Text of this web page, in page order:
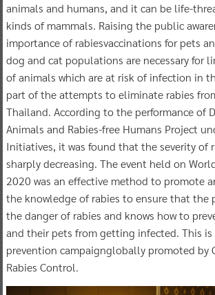
animals and humans, and it can be life-
kinds of mammals. Raising the public
importance of rabiesvaccinations for pets
dog and cat populations are necessary for
of animals which are at risk of infection in
part of the attempts to eliminate rabies
Thailand. According to the performance of
Animals and Rabies-free Humans Project
Initiatives, it was found that the severity of
sharply decreasing. The event held on
2020 was an effective method to promote
the knowledge of rabies to ensure that the
the danger of rabies and knows how to
and their pets from getting infected. This is
prevention campaignglobally promoted by
Rabies Control.